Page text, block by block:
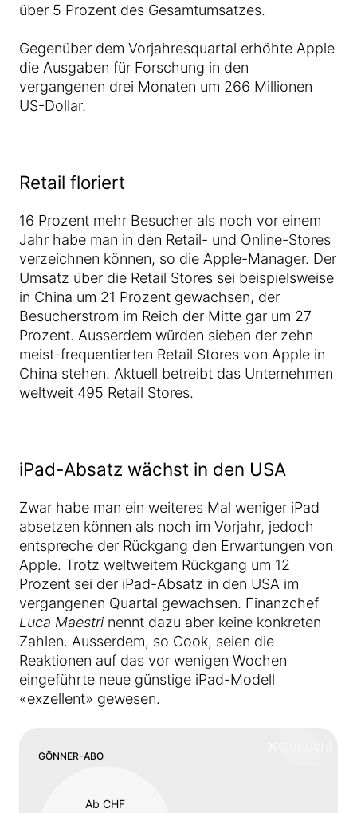
über 5 Prozent des Gesamtumsatzes.
Gegenüber dem Vorjahresquartal erhöhte Apple
die Ausgaben für Forschung in den
vergangenen drei Monaten um 266 Millionen
US-Dollar.
Retail floriert
16 Prozent mehr Besucher als noch vor einem
Jahr habe man in den Retail- und Online-Stores
verzeichnen können, so die Apple-Manager. Der
Umsatz über die Retail Stores sei beispielsweise
in China um 21 Prozent gewachsen, der
Besucherstrom im Reich der Mitte gar um 27
Prozent. Ausserdem würden sieben der zehn
meist-frequentierten Retail Stores von Apple in
China stehen. Aktuell betreibt das Unternehmen
weltweit 495 Retail Stores.
iPad-Absatz wächst in den USA
Zwar habe man ein weiteres Mal weniger iPad
absetzen können als noch im Vorjahr, jedoch
entspreche der Rückgang den Erwartungen von
Apple. Trotz weltweitem Rückgang um 12
Prozent sei der iPad-Absatz in den USA im
vergangenen Quartal gewachsen. Finanzchef
Luca Maestri nennt dazu aber keine konkreten
Zahlen. Ausserdem, so Cook, seien die
Reaktionen auf das vor wenigen Wochen
eingeführte neue günstige iPad-Modell
«exzellent» gewesen.
GÖNNER-ABO
Ab CHF